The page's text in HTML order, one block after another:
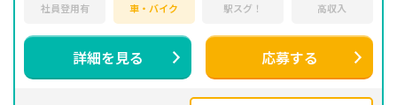
社員登用有 車・バイク 駅スグ！ 高収入
詳細を見る 応募する